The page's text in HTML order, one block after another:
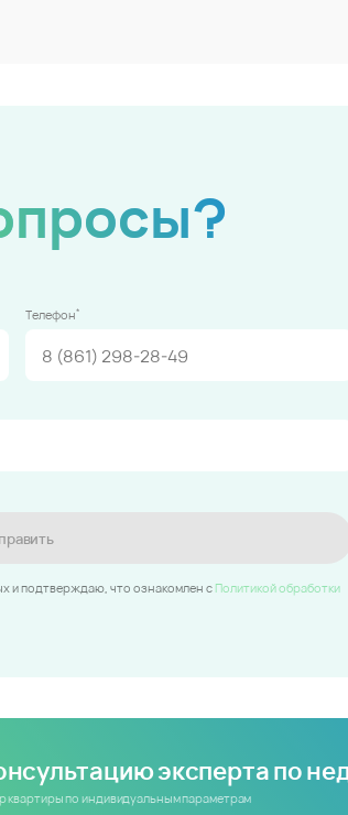
Телефон*
и подтверждаю, что ознакомлен c Политикой обработки
эксперта по
квартиры по индивидуальным параметрам